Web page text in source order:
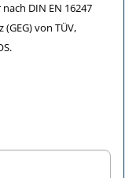
DIN EN 16247
von TÜV,